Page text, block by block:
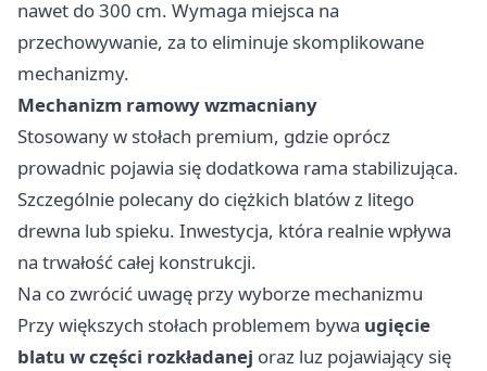
nawet do 300 cm. Wymaga miejsca na
przechowywanie, za to eliminuje skomplikowane
mechanizmy.
Mechanizm ramowy wzmacniany
Stosowany w stołach premium, gdzie oprócz
prowadnic pojawia się dodatkowa rama stabilizująca.
Szczególnie polecany do ciężkich blatów z litego
drewna lub spieku. Inwestycja, która realnie wpływa
na trwałość całej konstrukcji.
Na co zwrócić uwagę przy wyborze mechanizmu
Przy większych stołach problemem bywa ugięcie
blatu w części rozkładanej oraz luz pojawiający się